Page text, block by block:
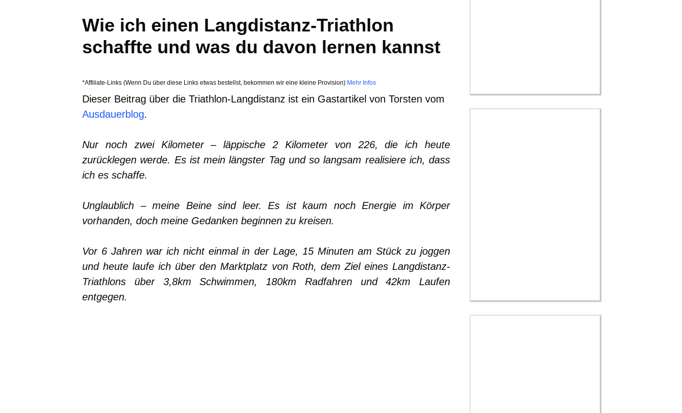
Wie ich einen Langdistanz-Triathlon
schaffte und was du davon lernen kannst
*Affiliate-Links (Wenn Du über diese Links etwas bestellst, bekommen wir eine kleine Provision) Mehr Infos
Dieser Beitrag über die Triathlon-Langdistanz ist ein Gastartikel von Torsten vom
Ausdauerblog.
Nur noch zwei Kilometer – läppische 2 Kilometer von 226, die ich heute
zurücklegen werde. Es ist mein längster Tag und so langsam realisiere ich, dass
ich es schaffe.
Unglaublich – meine Beine sind leer. Es ist kaum noch Energie im Körper
vorhanden, doch meine Gedanken beginnen zu kreisen.
Vor 6 Jahren war ich nicht einmal in der Lage, 15 Minuten am Stück zu joggen
und heute laufe ich über den Marktplatz von Roth, dem Ziel eines Langdistanz-
Triathlons über 3,8km Schwimmen, 180km Radfahren und 42km Laufen
entgegen.